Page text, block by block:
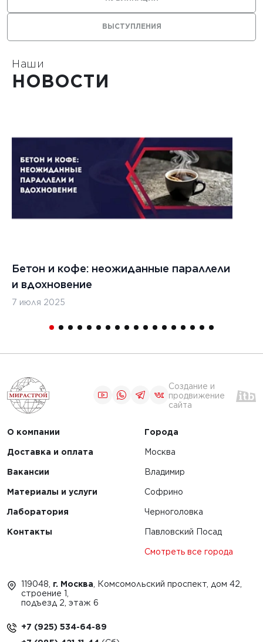
ВЫСТУПЛЕНИЯ
Наши
НОВОСТИ
Бетон и кофе: неожиданные параллели
и вдохновение
7 июля 2025
Создание и
продвижение
сайта
О компании
Доставка и оплата
Вакансии
Материалы и услуги
Лаборатория
Контакты
Города
Москва
Владимир
Софрино
Черноголовка
Павловский Посад
Смотреть все города
119048, г. Москва , Комсомольский проспект, дом 42,
строение 1,
подъезд 2, этаж 6
+7 (925) 534-64-89